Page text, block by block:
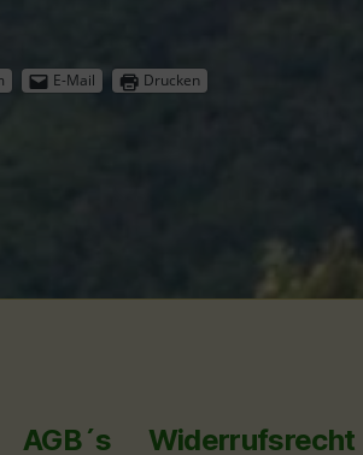
E-Mail Drucken
AGB´s Widerrufsrecht